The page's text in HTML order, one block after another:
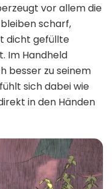
vor allem die
scharf,
dicht gefüllte
Im Handheld
besser zu seinem
sich dabei wie
in den Händen